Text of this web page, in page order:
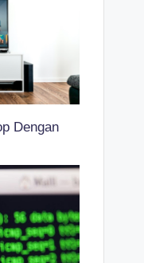
Dengan